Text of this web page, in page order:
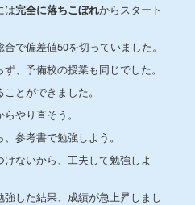
は完全に落ちこぼれからスタート
で偏差値50を切っていました。
、予備校の授業も同じでした。
とができました。
やり直そう。
参考書で勉強しよう。
ないから、工夫して勉強しよ
した結果、成績が急上昇しまし